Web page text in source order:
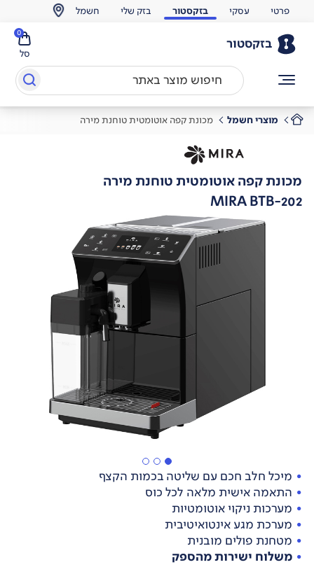
פרטי עסקי בזקסטור בזק שלי חשמל
בזקסטור
סל
0
מוצרי חשמל מכונת קפה אוטומטית טוחנת מירה
מכונת קפה אוטומטית טוחנת מירה
MIRA BTB-202
מיכל חלב חכם עם שליטה בכמות הקצף
התאמה אישית מלאה לכל כוס
מערכות ניקוי אוטומטיות
מערכת מגע אינטואיטיבית
מטחנת פולים מובנית
משלוח ישירות מהספק